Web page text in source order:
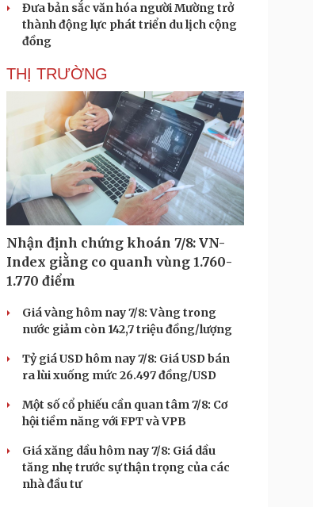
Đưa bản sắc văn hóa người Mường trở
thành động lực phát triển du lịch cộng
đồng
THỊ TRƯỜNG
Nhận định chứng khoán 7/8: VN-
Index giằng co quanh vùng 1.760-
1.770 điểm
Giá vàng hôm nay 7/8: Vàng trong
nước giảm còn 142,7 triệu đồng/lượng
Tỷ giá USD hôm nay 7/8: Giá USD bán
ra lùi xuống mức 26.497 đồng/USD
Một số cổ phiếu cần quan tâm 7/8: Cơ
hội tiềm năng với FPT và VPB
Giá xăng dầu hôm nay 7/8: Giá dầu
tăng nhẹ trước sự thận trọng của các
nhà đầu tư